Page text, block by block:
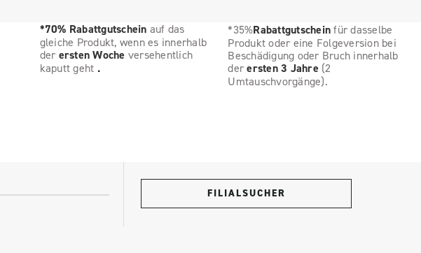
*70% Rabattgutschein auf das
gleiche Produkt, wenn es innerhalb
der ersten Woche versehentlich
kaputt geht .
*35%Rabattgutschein für dasselbe
Produkt oder eine Folgeversion bei
Beschädigung oder Bruch innerhalb
derersten 3 Jahre (2
Umtauschvorgänge).
FILIALSUCHER